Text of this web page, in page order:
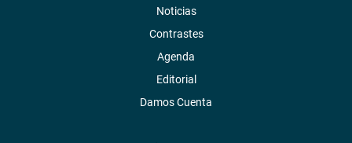
Noticias
Contrastes
Agenda
Editorial
Damos Cuenta